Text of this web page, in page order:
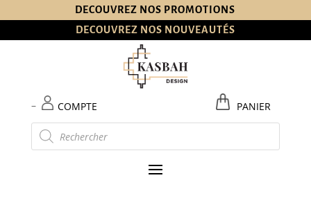
DECOUVREZ NOS PROMOTIONS
DECOUVREZ NOS NOUVEAUTÉS
COMPTE PANIER
–
Recherche
de
produits